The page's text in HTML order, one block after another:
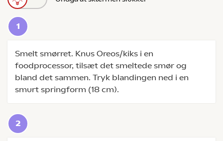
Smelt smørret. Knus Oreos/kiks i en
foodprocessor, tilsæt det smeltede smør og
bland det sammen. Tryk blandingen ned i en
smurt springform (18 cm).